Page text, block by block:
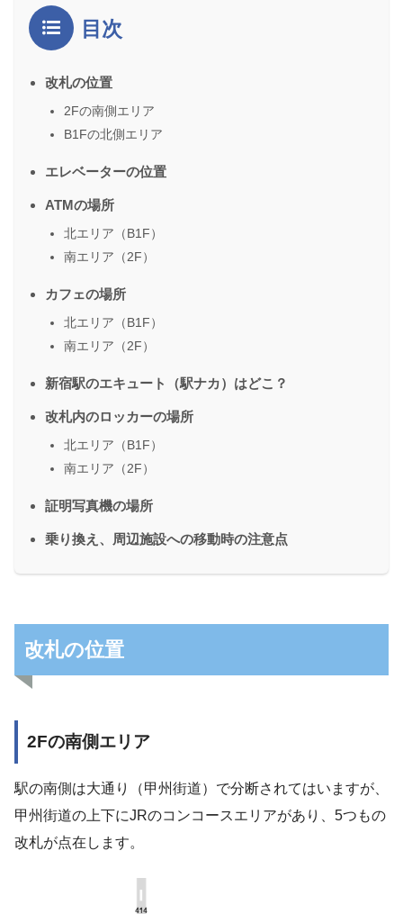
目次
改札の位置
2Fの南側エリア
B1Fの北側エリア
エレベーターの位置
ATMの場所
北エリア（B1F）
南エリア（2F）
カフェの場所
北エリア（B1F）
南エリア（2F）
新宿駅のエキュート（駅ナカ）はどこ？
改札内のロッカーの場所
北エリア（B1F）
南エリア（2F）
証明写真機の場所
乗り換え、周辺施設への移動時の注意点
改札の位置
2Fの南側エリア
駅の南側は大通り（甲州街道）で分断されてはいますが、
甲州街道の上下にJRのコンコースエリアがあり、5つもの
改札が点在します。